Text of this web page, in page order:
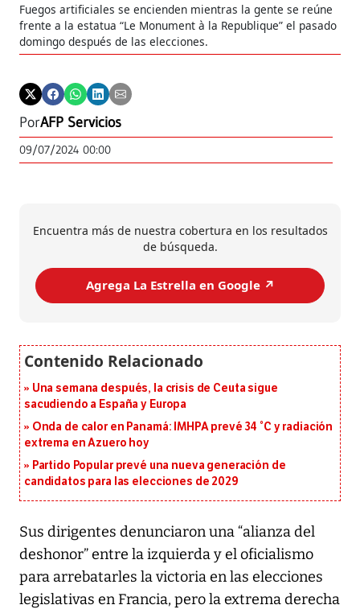
Fuegos artificiales se encienden mientras la gente se reúne
frente a la estatua “Le Monument à la Republique” el pasado
domingo después de las elecciones.
PorAFP Servicios
09/07/2024 00:00
Encuentra más de nuestra cobertura en los resultados
de búsqueda.
Agrega La Estrella en Google ↗️
Una semana después, la crisis de Ceuta sigue
sacudiendo a España y Europa
Onda de calor en Panamá: IMHPA prevé 34 °C y radiación
extrema en Azuero hoy
Partido Popular prevé una nueva generación de
candidatos para las elecciones de 2029
Sus dirigentes denunciaron una “alianza del
deshonor” entre la izquierda y el oficialismo
para arrebatarles la victoria en las elecciones
legislativas en Francia, pero la extrema derecha